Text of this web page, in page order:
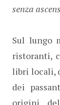
senza
Sul lungo
ristoranti,
libri locali,
dei
origini